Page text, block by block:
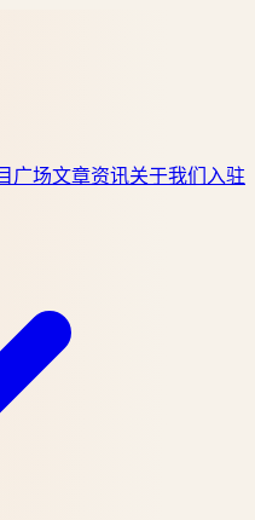
广场文章资讯关于我们 入驻